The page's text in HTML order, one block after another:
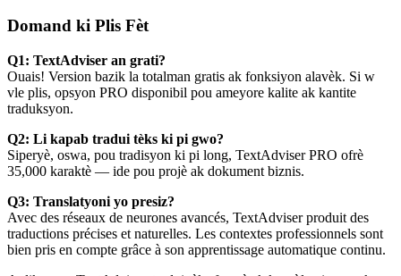
Domand ki Plis Fèt
Q1: TextAdviser an grati?
Ouais! Version bazik la totalman gratis ak fonksiyon alavèk. Si w
vle plis, opsyon PRO disponibil pou ameyore kalite ak kantite
traduksyon.
Q2: Li kapab tradui tèks ki pi gwo?
Siperyè, oswa, pou tradisyon ki pi long, TextAdviser PRO ofrè
35,000 karaktè — ide pou projè ak dokument biznis.
Q3: Translatyoni yo presiz?
Avec des réseaux de neurones avancés, TextAdviser produit des
traductions précises et naturelles. Les contextes professionnels sont
bien pris en compte grâce à son apprentissage automatique continu.